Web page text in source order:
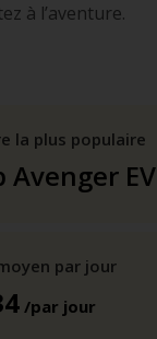
à l’aventure.
la plus populaire
Avenger EV
par jour
/par jour